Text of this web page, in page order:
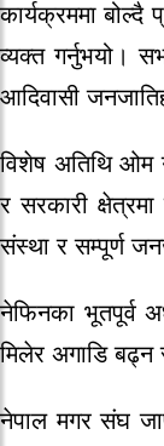
कार्यक्रममा
व्यक्त गर्नुभयो।
आदिवासी
विशेष अतिथि ओम
र सरकारी
संस्था र सम्पूर्ण
नेफिनका भूतपूर्व
मिलेर अगाडि बढ्न
नेपाल मगर संघ